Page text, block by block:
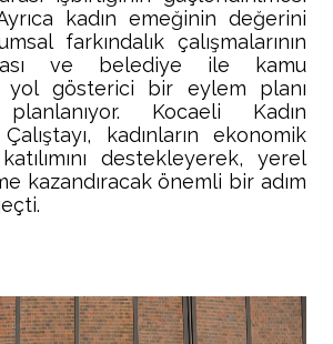
kadın emeğinin değerini
farkındalık çalışmalarının
ve belediye ile kamu
yol gösterici bir eylem planı
planlanıyor. Kocaeli Kadın
kadınların ekonomik
destekleyerek, yerel
kazandıracak önemli bir adım